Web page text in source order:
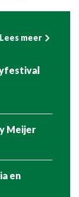
Lees meer
Meijer
en